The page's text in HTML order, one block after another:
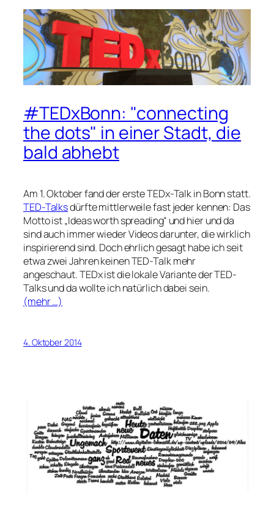
#TEDxBonn: "connecting
the dots" in einer Stadt, die
bald abhebt
Am 1. Oktober fand der erste TEDx-Talk in Bonn statt.
TED-Talksdürfte mittlerweile fast jeder kennen: Das
Motto ist „Ideas worth spreading“ und hier und da
sind auch immer wieder Videos darunter, die wirklich
inspirierend sind. Doch ehrlich gesagt habe ich seit
etwa zwei Jahren keinen TED-Talk mehr
angeschaut. TEDx ist die lokale Variante der TED-
Talks und da wollte ich natürlich dabei sein.
(mehr …)
4. Oktober 2014